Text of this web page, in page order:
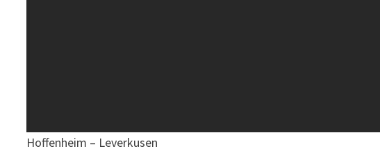
Hoffenheim – Leverkusen